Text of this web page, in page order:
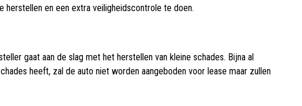
en een extra veiligheidscontrole te doen.
gaat aan de slag met het herstellen van kleine schades. Bijna al
heeft, zal de auto niet worden aangeboden voor lease maar zullen